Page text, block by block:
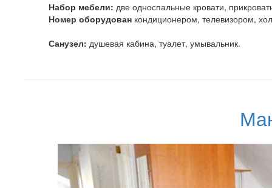
Набор мебели: две односпальные кровати,
Номер оборудован кондиционером, телевизором,
Санузел: душевая кабина, туалет, умывальник.